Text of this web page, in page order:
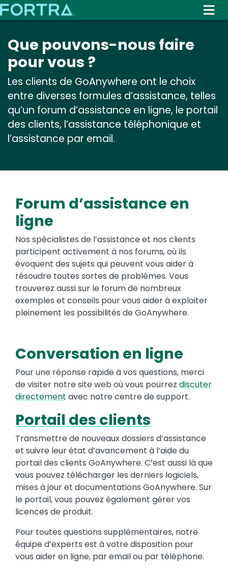
to
content
Que pouvons-nous faire
pour vous ?
Les clients de GoAnywhere ont le choix
entre diverses formules d’assistance, telles
qu’un forum d’assistance en ligne, le portail
des clients, l’assistance téléphonique et
l’assistance par email.
Forum d’assistance en
ligne
Nos spécialistes de l’assistance et nos clients
participent activement à nos forums, où ils
évoquent des sujets qui peuvent vous aider à
résoudre toutes sortes de problèmes. Vous
trouverez aussi sur le forum de nombreux
exemples et conseils pour vous aider à exploiter
pleinement les possibilités de GoAnywhere.
Conversation en ligne
Pour une réponse rapide à vos questions, merci
de visiter notre site web où vous pourrez discuter
directement avec notre centre de support.
Portail des clients
Transmettre de nouveaux dossiers d’assistance
et suivre leur état d’avancement à l’aide du
portail des clients GoAnywhere. C’est aussi là que
vous pouvez télécharger les derniers logiciels,
mises à jour et documentations GoAnywhere. Sur
le portail, vous pouvez également gérer vos
licences de produit.
Pour toutes questions supplémentaires, notre
équipe d’experts est à votre disposition pour
vous aider en ligne, par email ou par téléphone.